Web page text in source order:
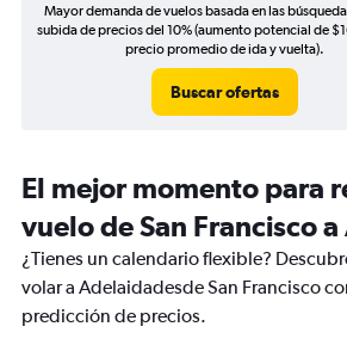
Mayor demanda de vuelos basada en las
subida de precios del 10% (aumento potencial de
precio promedio de ida y vuelta).
Buscar ofertas
El mejor momento para
vuelo de San Francisco
¿Tienes un calendario flexible?
volar a Adelaidadesde San Francisco
predicción de precios.